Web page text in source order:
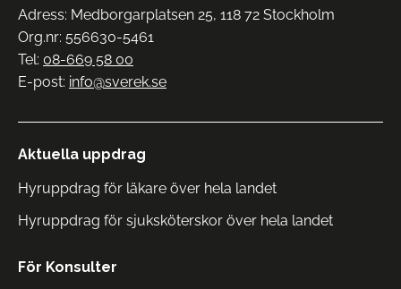
Adress: Medborgarplatsen 25, 118 72 Stockholm
Org.nr: 556630-5461
Tel: 08-669 58 00
E-post: info@sverek.se
Aktuella uppdrag
Hyruppdrag för läkare över hela landet
Hyruppdrag för sjuksköterskor över hela landet
För Konsulter